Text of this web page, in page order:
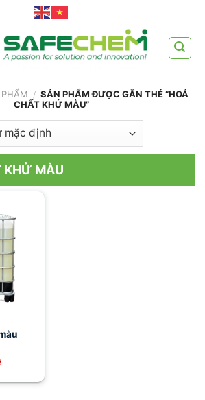
/ SẢN PHẨM ĐƯỢC GẮN THẺ “HOÁ
CHẤT KHỬ MÀU”
KHỬ MÀU